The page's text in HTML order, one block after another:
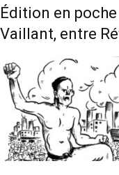
Édition en poche
Vaillant, entre